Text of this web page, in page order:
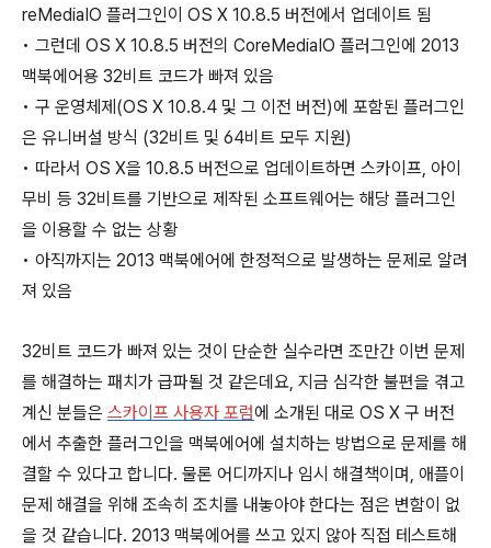
reMediaIO 플러그인이 OS X 10.8.5 버전에서 업데이트 됨
• 그런데 OS X 10.8.5 버전의 CoreMediaIO 플러그인에 2013
맥북에어용 32비트 코드가 빠져 있음
• 구 운영체제(OS X 10.8.4 및 그 이전 버전)에 포함된 플러그인
은 유니버설 방식 (32비트 및 64비트 모두 지원)
• 따라서 OS X을 10.8.5 버전으로 업데이트하면 스카이프, 아이
무비 등 32비트를 기반으로 제작된 소프트웨어는 해당 플러그인
을 이용할 수 없는 상황
• 아직까지는 2013 맥북에어에 한정적으로 발생하는 문제로 알려
져 있음
32비트 코드가 빠져 있는 것이 단순한 실수라면 조만간 이번 문제
를 해결하는 패치가 급파될 것 같은데요, 지금 심각한 불편을 겪고
계신 분들은 스카이프 사용자 포럼에 소개된 대로 OS X 구 버전
에서 추출한 플러그인을 맥북에어에 설치하는 방법으로 문제를 해
결할 수 있다고 합니다. 물론 어디까지나 임시 해결책이며, 애플이
문제 해결을 위해 조속히 조치를 내놓아야 한다는 점은 변함이 없
을 것 같습니다. 2013 맥북에어를 쓰고 있지 않아 직접 테스트해